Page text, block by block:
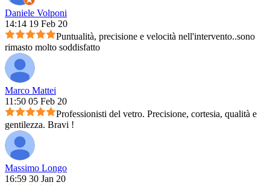
Daniele Volponi
14:14 19 Feb 20
Puntualità, precisione e velocità nell'intervento..sono
rimasto molto soddisfatto
Marco Mattei
11:50 05 Feb 20
Professionisti del vetro. Precisione, cortesia, qualità e
gentilezza. Bravi !
Massimo Longo
16:59 30 Jan 20